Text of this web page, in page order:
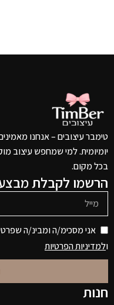
טימבר עיצובים – אנחנו
יומיומית. למי שמחפש עיצוב
בכל מקום.
הרשמו לקבלת
אני מסכימ/ה ומבינ/ה
ולמדיניות הפרטיות
חנות